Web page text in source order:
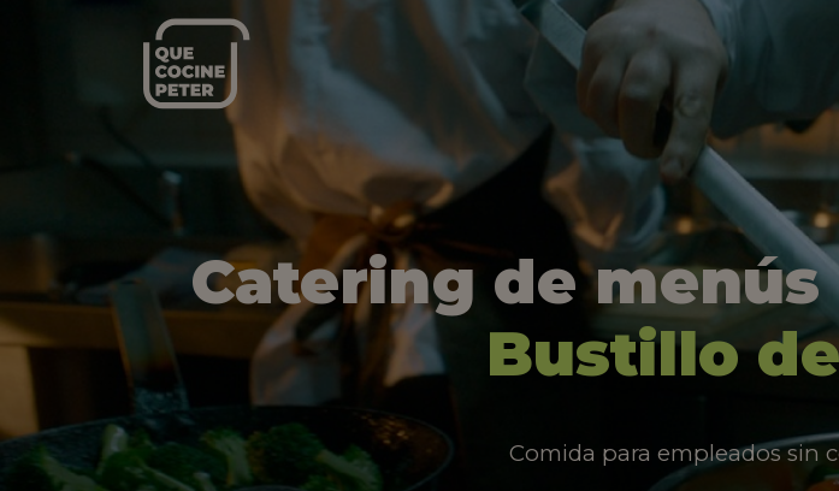
Catering de
Bustillo
Comida para empleados sin